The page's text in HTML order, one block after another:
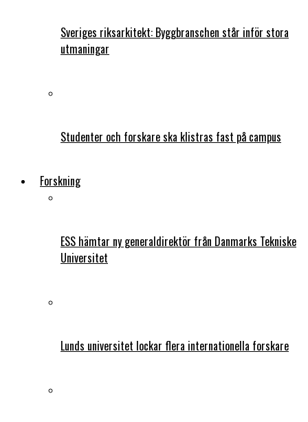
Sveriges riksarkitekt: Byggbranschen står inför stora
utmaningar
Studenter och forskare ska klistras fast på campus
Forskning
ESS hämtar ny generaldirektör från Danmarks Tekniske
Universitet
Lunds universitet lockar flera internationella forskare